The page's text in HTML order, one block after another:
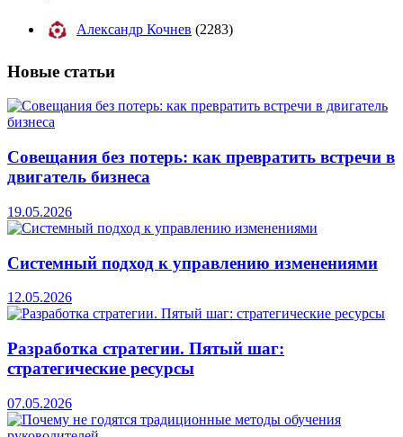
Александр Кочнев (2283)
Новые статьи
Совещания без потерь: как превратить встречи в
двигатель бизнеса
19.05.2026
Системный подход к управлению изменениями
12.05.2026
Разработка стратегии. Пятый шаг:
стратегические ресурсы
07.05.2026